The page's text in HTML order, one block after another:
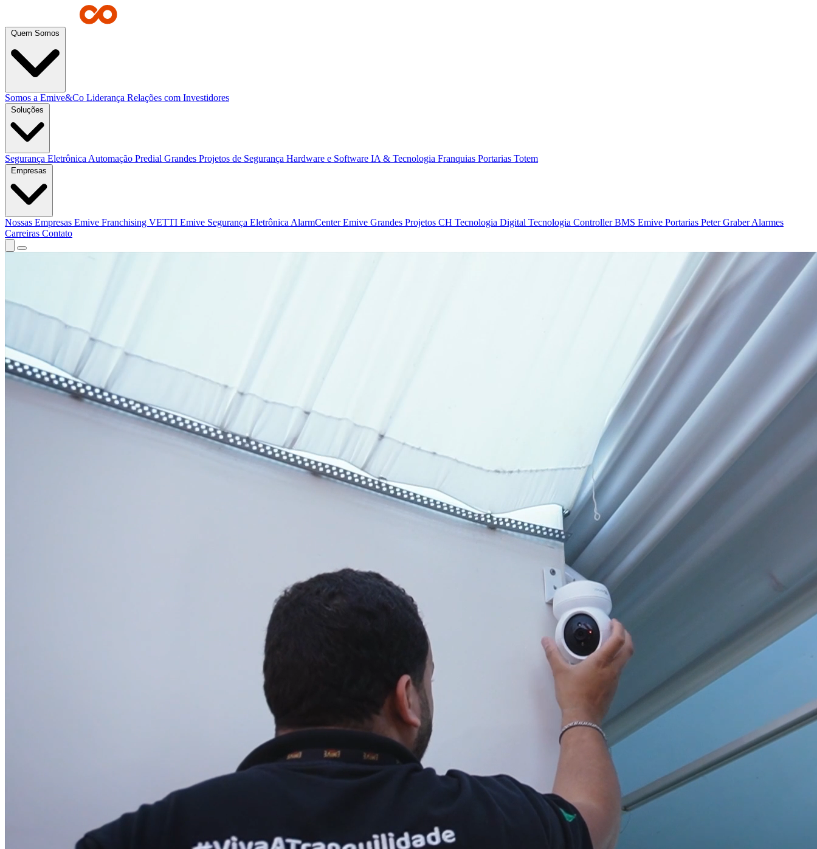
Quem Somos
Somos a Emive&Co Liderança Relações com Investidores
Soluções
Segurança Eletrônica Automação Predial Grandes Projetos de Segurança Hardware e Software IA & Tecnologia Franquias Portarias Totem
Empresas
Nossas Empresas Emive Franchising VETTI Emive Segurança Eletrônica AlarmCenterEmive Grandes Projetos CH Tecnologia Digital Tecnologia Controller BMS Emive Portarias Peter Graber Alarmes
Carreiras Contato